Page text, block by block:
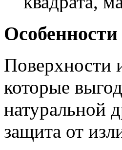
Поверхности
которые
натуральной
защита от